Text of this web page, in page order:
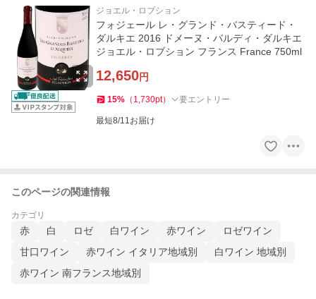
ジョエル・ロブション
フォジェール レ・グランド・バスティード・
ダルキエ 2016 ドメーヌ・バルディ・ダルキエ
ジョエル・ロブション フランス France 750ml
12,650円
15% （ 1,730pt） 要エントリー
最短8/11お届け
このページの関連情報
カテゴリ
赤 白 ロゼ 白ワイン 赤ワイン
ロゼワイン
甘口ワイン
赤ワイン イタリア地域別
白ワイン 地域別
赤ワイン 南フランス地域別